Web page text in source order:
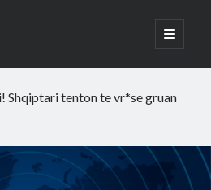
open
primary
Shqiptari tenton te vr*se gruan